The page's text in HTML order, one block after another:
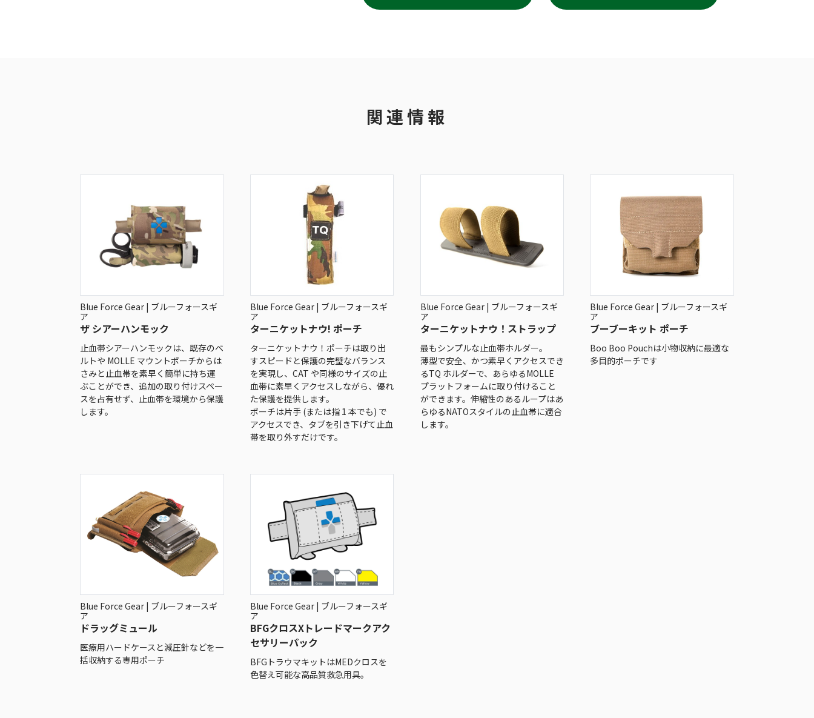
関連情報
Blue Force Gear | ブルーフォースギ
ア
ザ シアーハンモック
止血帯シアーハンモックは、既存のベ
ルトや MOLLE マウントポーチからは
さみと止血帯を素早く簡単に持ち運
ぶことができ、追加の取り付けスペー
スを占有せず、止血帯を環境から保護
します。
Blue Force Gear | ブルーフォースギ
ア
ターニケットナウ! ポーチ
ターニケットナウ！ポーチは取り出
すスピードと保護の完璧なバランス
を実現し、CAT や同様のサイズの止
血帯に素早くアクセスしながら、優れ
た保護を提供します。
ポーチは片手 (または指 1 本でも) で
アクセスでき、タブを引き下げて止血
帯を取り外すだけです。
Blue Force Gear | ブルーフォースギ
ア
ターニケットナウ！ストラップ
最もシンプルな止血帯ホルダー。
薄型で安全、かつ素早くアクセスでき
るTQ ホルダーで、あらゆるMOLLE
プラットフォームに取り付けること
ができます。伸縮性のあるループはあ
らゆるNATOスタイルの止血帯に適合
します。
Blue Force Gear | ブルーフォースギ
ア
ブーブーキット ポーチ
Boo Boo Pouchは小物収納に最適な
多目的ポーチです
Blue Force Gear | ブルーフォースギ
ア
ドラッグミュール
医療用ハードケースと減圧針などを一
括収納する専用ポーチ
Blue Force Gear | ブルーフォースギ
ア
BFGクロスXトレードマークアク
セサリーパック
BFGトラウマキットはMEDクロスを
色替え可能な高品質救急用具。